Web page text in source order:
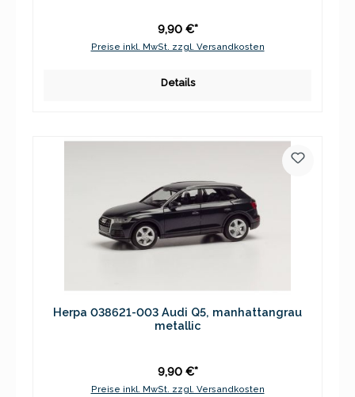
9,90 €*
Preise inkl. MwSt. zzgl. Versandkosten
Details
Herpa 038621-003 Audi Q5, manhattangrau
metallic
9,90 €*
Preise inkl. MwSt. zzgl. Versandkosten